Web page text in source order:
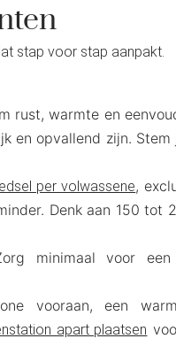
stap voor stap aanpakt.
rust, warmte en
en opvallend zijn.
per volwassene,
Denk aan 150 tot
minimaal voor
vooraan, een
apart plaatsen